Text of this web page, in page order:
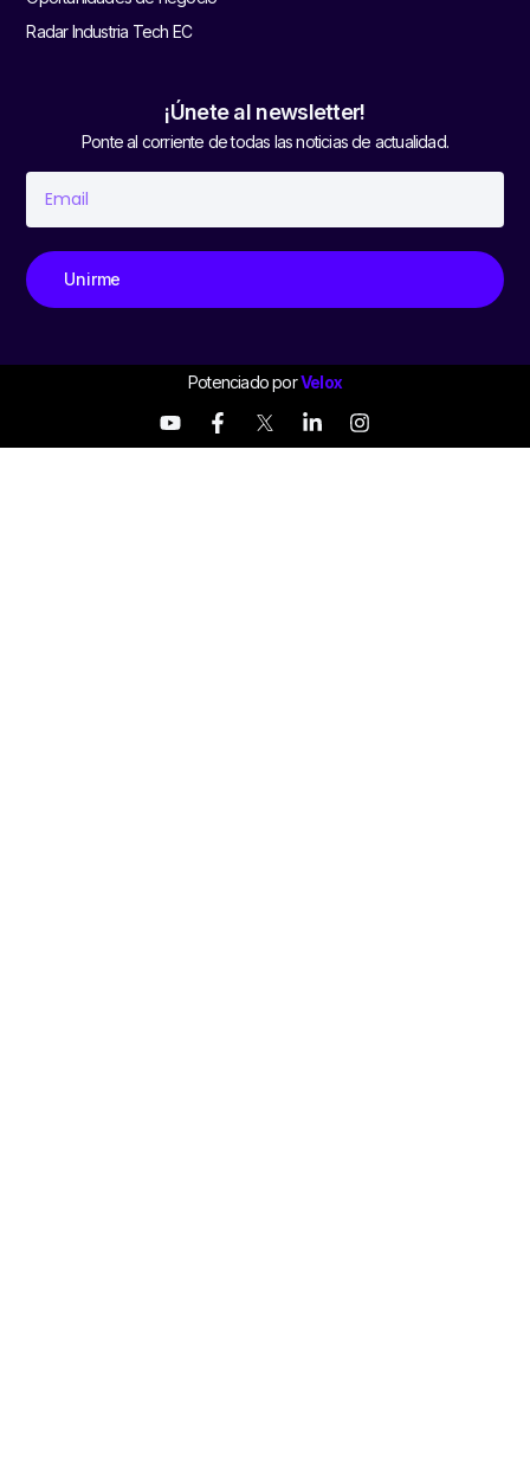
Radar Industria Tech EC
¡Únete al newsletter!
Ponte al corriente de todas las noticias de actualidad.
Unirme
Potenciado porVelox